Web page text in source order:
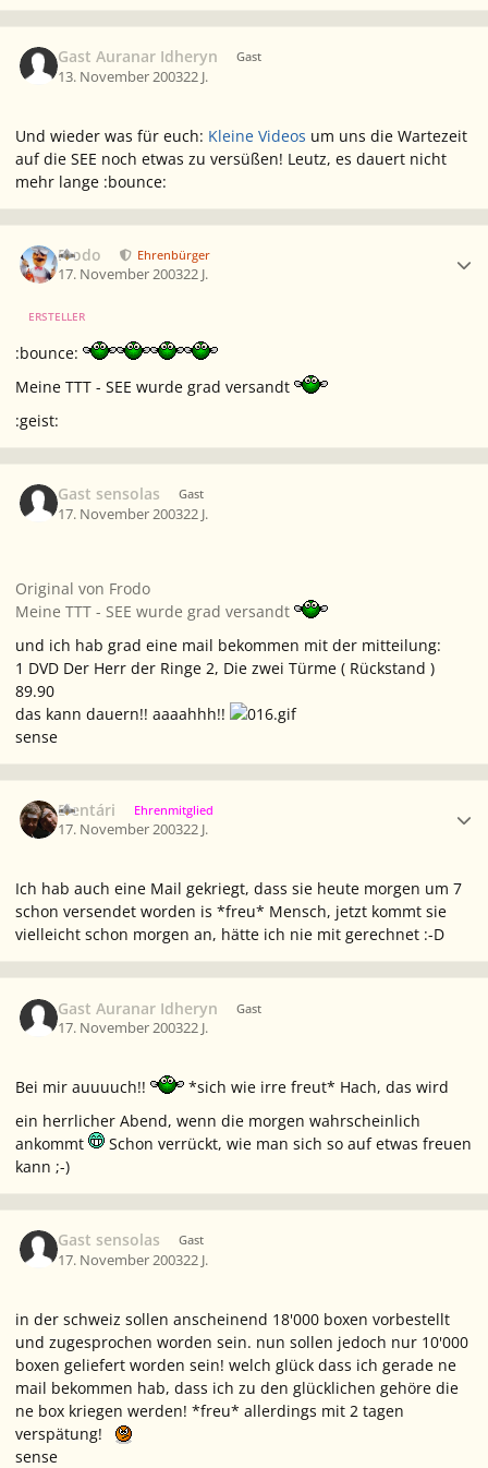
Gast Auranar Idheryn Gast
13. November 200322 J.
Und wieder was für euch: Kleine Videos um uns die Wartezeit
auf die SEE noch etwas zu versüßen! Leutz, es dauert nicht
mehr lange :bounce:
Frodo Ehrenbürger
17. November 200322 J.
ERSTELLER
:bounce:
Meine TTT - SEE wurde grad versandt
:geist:
Gast sensolas Gast
17. November 200322 J.
Original von Frodo
Meine TTT - SEE wurde grad versandt
und ich hab grad eine mail bekommen mit der mitteilung:
1 DVD Der Herr der Ringe 2, Die zwei Türme ( Rückstand )
89.90
das kann dauern!! aaaahhh!!
sense
Elentári Ehrenmitglied
17. November 200322 J.
Ich hab auch eine Mail gekriegt, dass sie heute morgen um 7
schon versendet worden is *freu* Mensch, jetzt kommt sie
vielleicht schon morgen an, hätte ich nie mit gerechnet :-D
Gast Auranar Idheryn Gast
17. November 200322 J.
Bei mir auuuuch!!
*sich wie irre freut* Hach, das wird
ein herrlicher Abend, wenn die morgen wahrscheinlich
ankommt
Schon verrückt, wie man sich so auf etwas freuen
kann ;-)
Gast sensolas Gast
17. November 200322 J.
in der schweiz sollen anscheinend 18'000 boxen vorbestellt
und zugesprochen worden sein. nun sollen jedoch nur 10'000
boxen geliefert worden sein! welch glück dass ich gerade ne
mail bekommen hab, dass ich zu den glücklichen gehöre die
ne box kriegen werden! *freu* allerdings mit 2 tagen
verspätung!
sense